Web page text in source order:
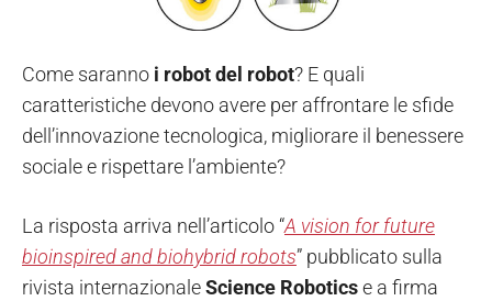
Come saranno i robot del robot? E quali
caratteristiche devono avere per affrontare le sfide
dell’innovazione tecnologica, migliorare il benessere
sociale e rispettare l’ambiente?
La risposta arriva nell’articolo “A vision for future
bioinspired and biohybrid robots” pubblicato sulla
rivista internazionaleScience Roboticse a firma